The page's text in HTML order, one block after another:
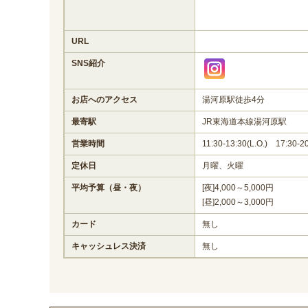
URL
SNS紹介
お店へのアクセス 湯河原駅徒歩4分
最寄駅 JR東海道本線湯河原駅
営業時間 11:30-13:30(L.O.) 17:30-
定休日 月曜、火曜
平均予算（昼・夜）
[夜]4,000～5,000円
[昼]2,000～3,000円
カード 無し
キャッシュレス決済 無し